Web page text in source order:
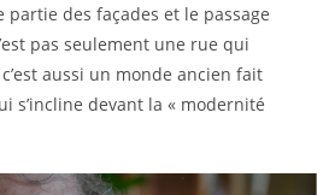
partie des façades et le passage
pas seulement une rue qui
aussi un monde ancien fait
s’incline devant la « modernité